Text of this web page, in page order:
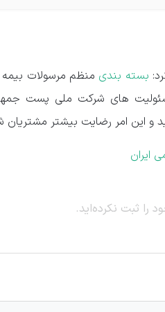
بسته بندی منظم مرسولات بیمه
های شرکت ملی پست
و این امر رضایت بیشتر مشتریان
ایران
را ثبت نکرده‌اید.